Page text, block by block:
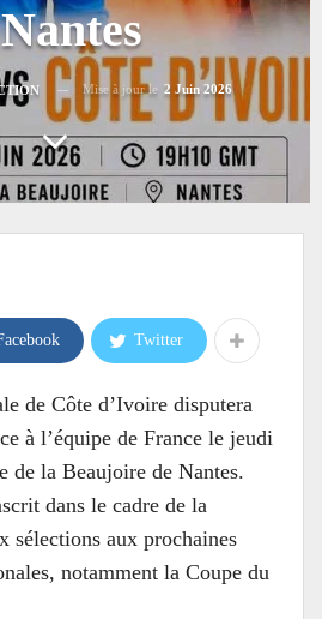
Mise à jour le 2 Juin 2026
Twitter
de Côte d’Ivoire disputera
à l’équipe de France le jeudi
de la Beaujoire de Nantes.
dans le cadre de la
sélections aux prochaines
notamment la Coupe du